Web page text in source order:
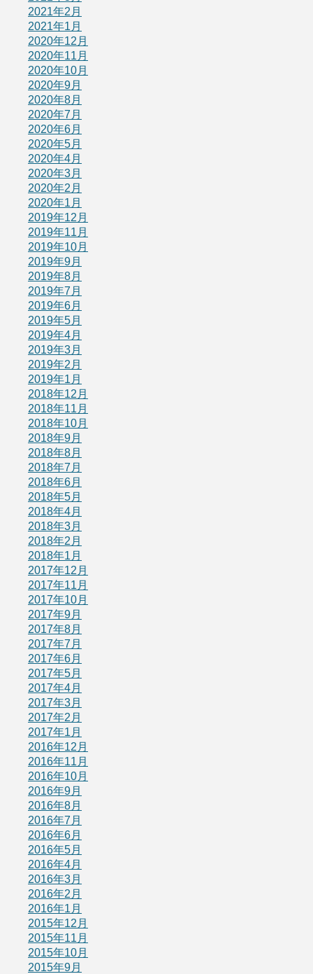
2021年2月
2021年1月
2020年12月
2020年11月
2020年10月
2020年9月
2020年8月
2020年7月
2020年6月
2020年5月
2020年4月
2020年3月
2020年2月
2020年1月
2019年12月
2019年11月
2019年10月
2019年9月
2019年8月
2019年7月
2019年6月
2019年5月
2019年4月
2019年3月
2019年2月
2019年1月
2018年12月
2018年11月
2018年10月
2018年9月
2018年8月
2018年7月
2018年6月
2018年5月
2018年4月
2018年3月
2018年2月
2018年1月
2017年12月
2017年11月
2017年10月
2017年9月
2017年8月
2017年7月
2017年6月
2017年5月
2017年4月
2017年3月
2017年2月
2017年1月
2016年12月
2016年11月
2016年10月
2016年9月
2016年8月
2016年7月
2016年6月
2016年5月
2016年4月
2016年3月
2016年2月
2016年1月
2015年12月
2015年11月
2015年10月
2015年9月